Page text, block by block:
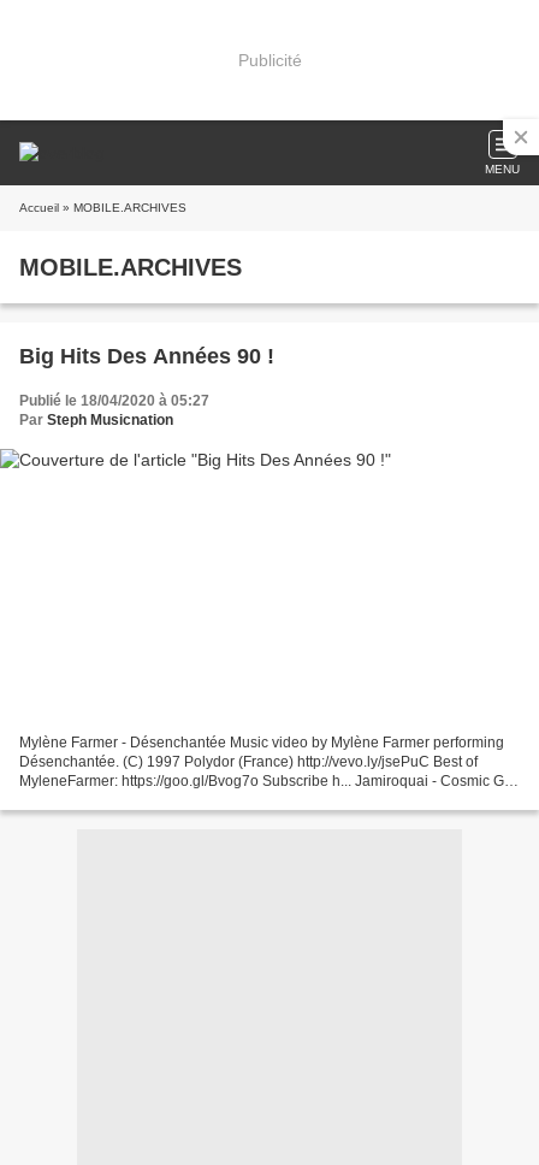
Publicité
MENU
Accueil » MOBILE.ARCHIVES
MOBILE.ARCHIVES
Big Hits Des Années 90 !
Publié le 18/04/2020 à 05:27
Par Steph Musicnation
Mylène Farmer - Désenchantée Music video by Mylène Farmer performing
Désenchantée. (C) 1997 Polydor (France) http://vevo.ly/jsePuC Best of
MyleneFarmer: https://goo.gl/Bvog7o Subscribe h... Jamiroquai - Cosmic Girl